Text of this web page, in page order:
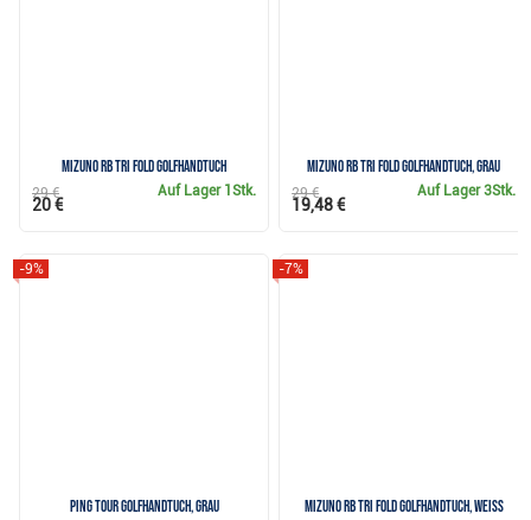
Mizuno RB Tri Fold Golfhandtuch
Auf Lager 1Stk.
29 €
20 €
Mizuno RB Tri Fold Golfhandtuch, grau
Auf Lager3Stk.
29 €
19,48 €
Ping Tour GolfHandtuch, grau
-9%
Mizuno RB Tri Fold Golfhandtuch, weiss
-7%